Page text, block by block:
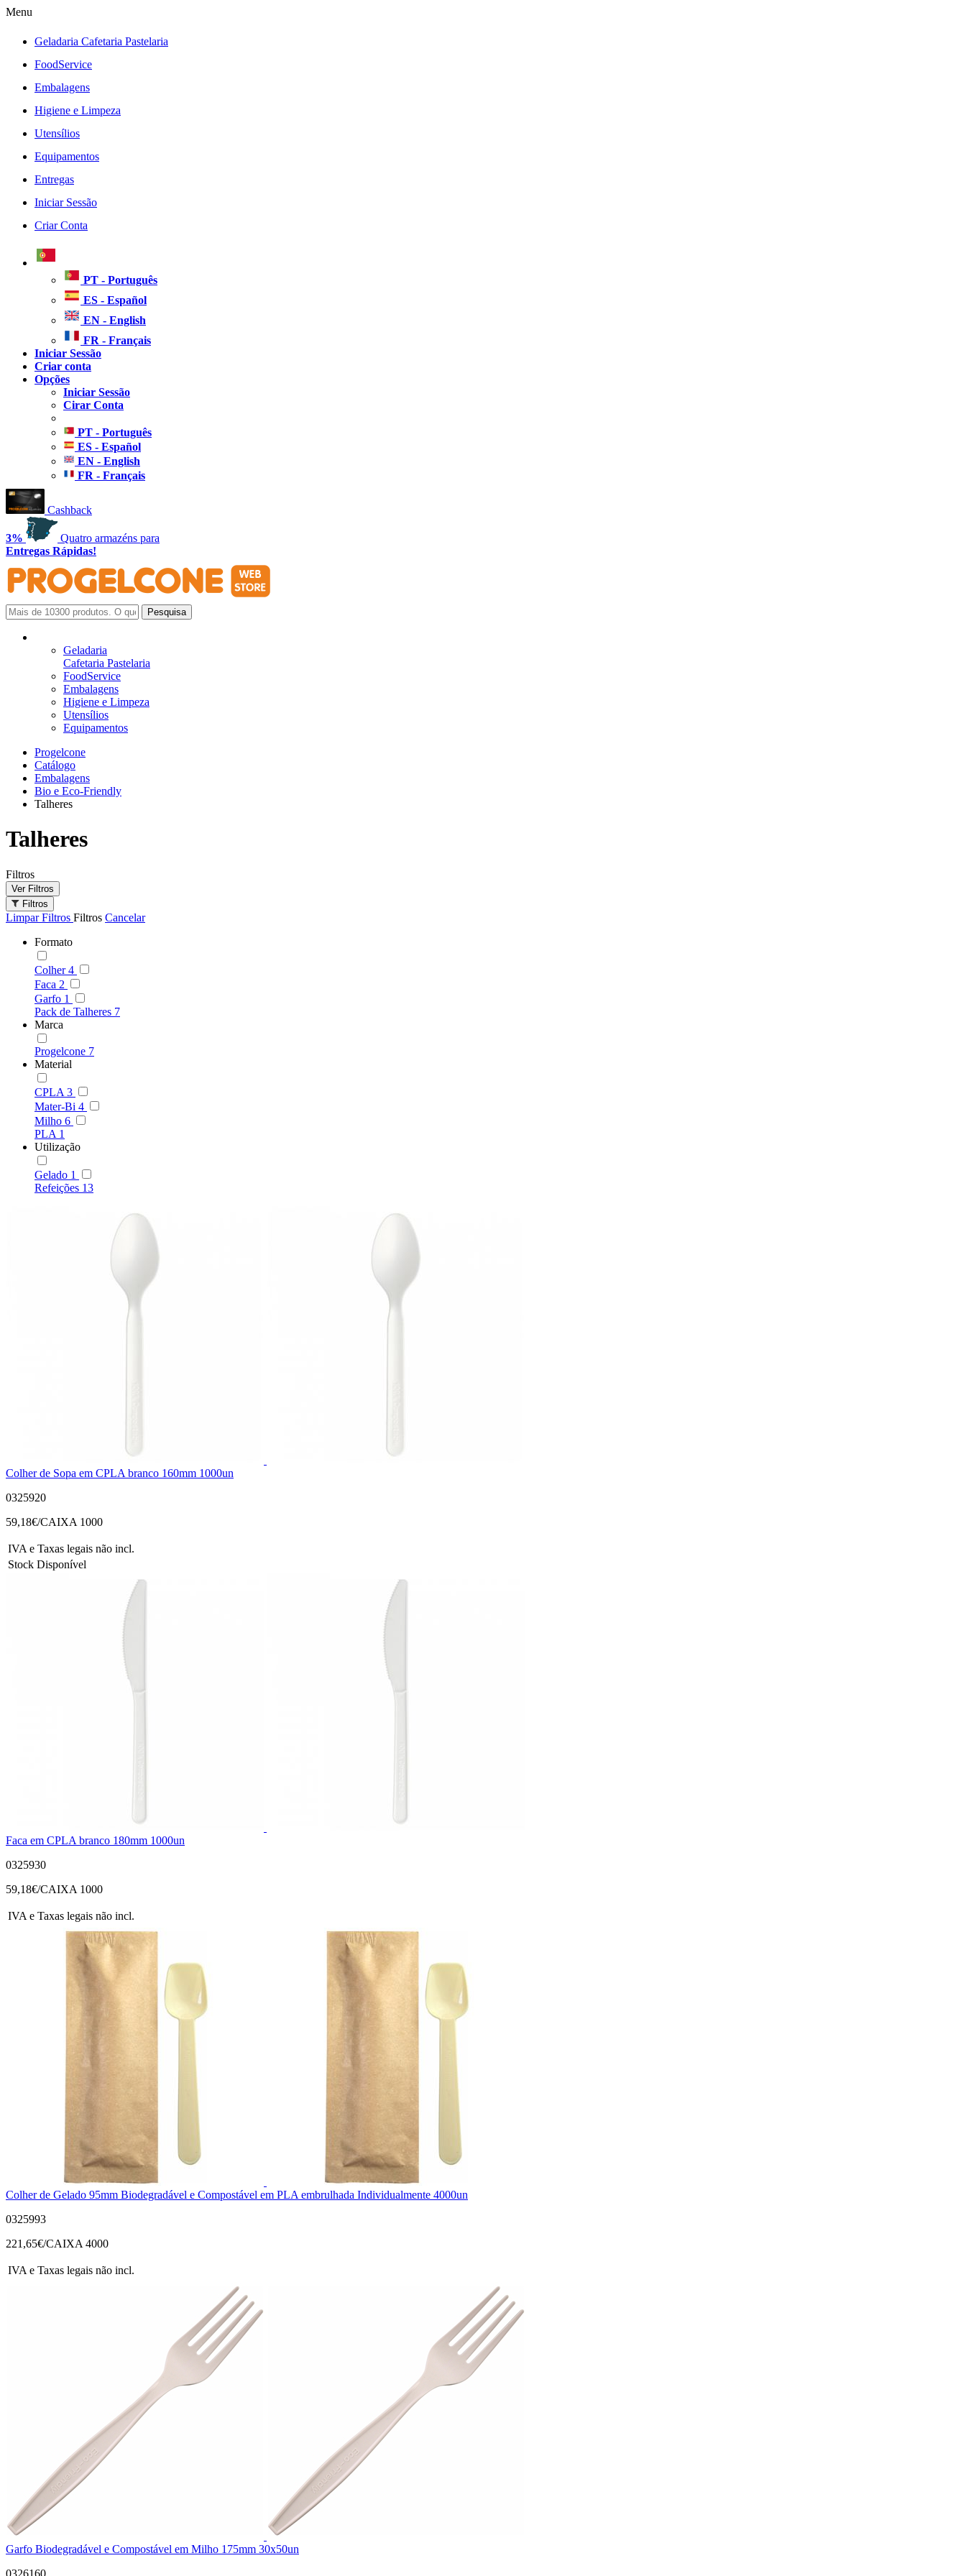
Menu
Geladaria Cafetaria Pastelaria
FoodService
Embalagens
Higiene e Limpeza
Utensílios
Equipamentos
Entregas
Iniciar Sessão
Criar Conta
PT - Português
ES - Español
EN - English
FR - Français
Iniciar Sessão
Criar conta
Opções
Iniciar Sessão
Cirar Conta
PT - Português
ES - Español
EN - English
FR - Français
Cashback
3%
Quatro armazéns para
Entregas Rápidas!
Geladaria
Cafetaria Pastelaria
FoodService
Embalagens
Higiene e Limpeza
Utensílios
Equipamentos
Progelcone
Catálogo
Embalagens
Bio e Eco-Friendly
Talheres
Talheres
Filtros
Ver Filtros
Filtros
Limpar Filtros Filtros Cancelar
Formato
Colher4
Faca 2
Garfo 1
Pack de Talheres 7
Marca
Progelcone 7
Material
CPLA 3
Mater-Bi 4
Milho 6
PLA 1
Utilização
Gelado 1
Refeições 13
Colher de Sopa em CPLA branco 160mm 1000un
0325920
59,18€/CAIXA 1000
IVA e Taxas legais não incl.
Stock Disponível
Faca em CPLA branco 180mm 1000un
0325930
59,18€/CAIXA 1000
IVA e Taxas legais não incl.
Colher de Gelado 95mm Biodegradável e Compostável em PLA embrulhada Individualmente 4000un
0325993
221,65€/CAIXA 4000
IVA e Taxas legais não incl.
Garfo Biodegradável e Compostável em Milho 175mm 30x50un
0326160